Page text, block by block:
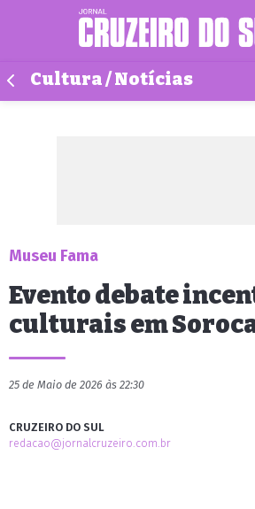
Cultura / Notícias
Museu Fama
Evento debate
culturais em
25 de Maio de 2026 às 22:30
CRUZEIRO DO SUL
redacao@jornalcruzeiro.com.br